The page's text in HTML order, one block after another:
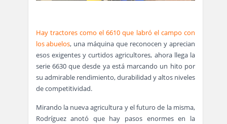
Hay tractores como el 6610 que labró el campo con
los abuelos, una máquina que reconocen y aprecian
esos exigentes y curtidos agricultores, ahora llega la
serie 6630 que desde ya está marcando un hito por
su admirable rendimiento, durabilidad y altos niveles
de competitividad.
Mirando la nueva agricultura y el futuro de la misma,
Rodríguez anotó que hay pasos enormes en la